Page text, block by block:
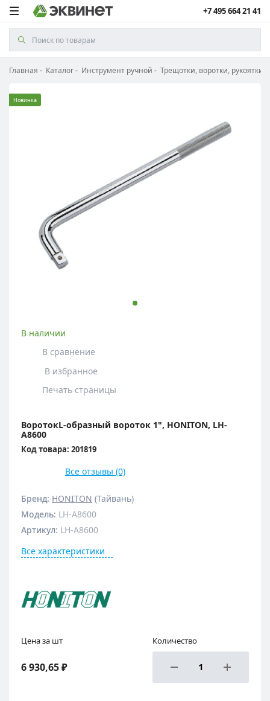
+7 495 664 21 41
Главная Каталог Инструмент ручной Трещотки, воротки, рукоятки
Новинка
В наличии
В сравнение
В избранное
Печать страницы
ВоротокL-образный вороток 1", HONITON, LH-
A8600
Код товара: 201819
Все отзывы (0)
Бренд: HONITON (Тайвань)
Модель: LH-A8600
Артикул: LH-A8600
Все характеристики
Цена за шт
6 930,65 ₽
Количество